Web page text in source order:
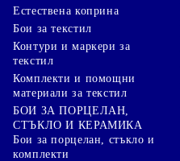
Естествена коприна
Бои за текстил
Контури и маркери за
текстил
Комплекти и помощни
материали за текстил
БОИ ЗА ПОРЦЕЛАН,
СТЪКЛО И КЕРАМИКА
Бои за порцелан, стъкло и
комплекти